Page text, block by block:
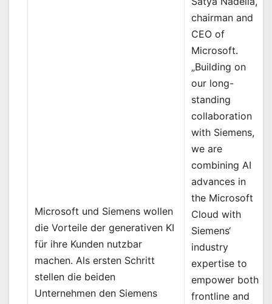
Microsoft und Siemens wollen
die Vorteile der generativen KI
für ihre Kunden nutzbar
machen. Als ersten Schritt
stellen die beiden
Unternehmen den Siemens
chairman and
CEO of
Microsoft.
„Building on
our long-
standing
collaboration
with Siemens,
we are
combining AI
advances in
the Microsoft
Cloud with
Siemens‘
industry
expertise to
empower both
frontline and